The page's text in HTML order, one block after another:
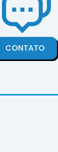
CONTATO